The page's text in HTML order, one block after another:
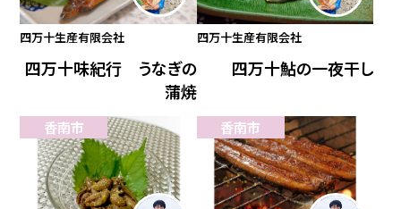
四万十生産有限会社
四万十味紀行 うなぎの
蒲焼
四万十生産有限会社
四万十鮎の一夜干し
香南市 香南市